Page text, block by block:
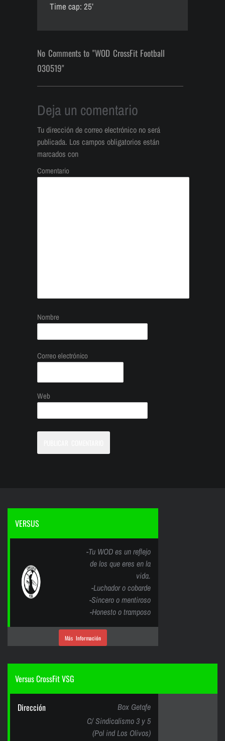
Time cap: 25’
No Comments to "WOD CrossFit Football
030519"
Deja un comentario
Tu dirección de correo electrónico no será
publicada. Los campos obligatorios están
marcados con
Comentario
Nombre
Correo electrónico
Web
VERSUS
-Tu WOD es un reflejo
de los que eres en la
vida.
-Luchador o cobarde
-Sincero o mentiroso
-Honesto o tramposo
Más Información
Versus CrossFit VSG
Dirección
Box Getafe
C/ Sindicalismo 3 y 5
(Pol ind Los Olivos)